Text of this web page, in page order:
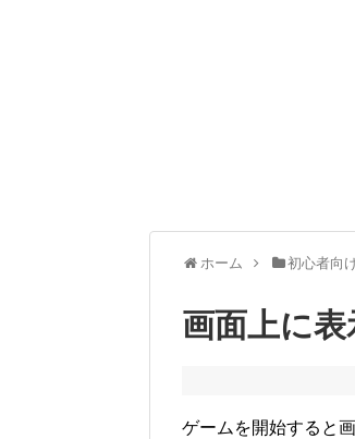
ホーム 初心者向
画面上に
ゲームを開始すると